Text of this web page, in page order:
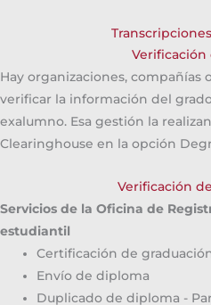
Verificación
Hay organizaciones, compañías
verificar la información del
exalumno. Esa gestión la
Clearinghouse en la opción
Verificación
Servicios de la Oficina de
estudiantil
Certificación de
Envío de diploma
Duplicado de diploma -